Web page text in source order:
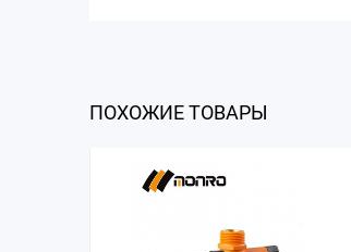
ПОХОЖИЕ ТОВАРЫ